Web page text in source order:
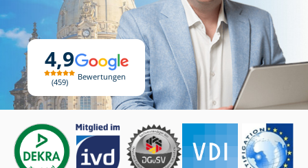
4,9
459
Bewertungen